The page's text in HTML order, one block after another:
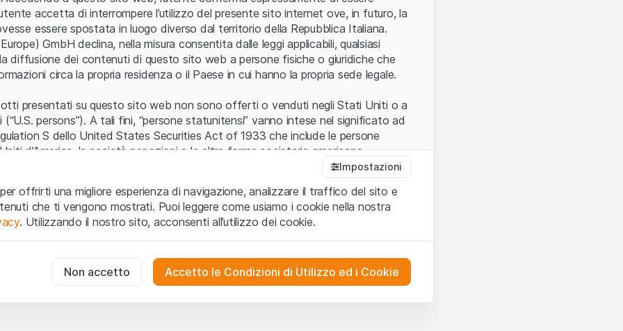
Errore del server.
accetta di interrompere l’utilizzo del presente sito internet ove, in futuro, la
essere spostata in luogo diverso dal territorio della Repubblica Italiana.
GmbH declina, nella misura consentita dalle leggi applicabili, qualsiasi
diffusione dei contenuti di questo sito web a persone fisiche o giuridiche che
circa la propria residenza o il Paese in cui hanno la propria sede legale.
presentati su questo sito web non sono offerti o venduti negli Stati Uniti o a
persons”). A tali fini, “persone statunitensi” vanno intese nel significato ad
S dello United States Securities Act of 1933 che include le persone
d’America, le società per azioni e le altre forme societarie americane.
web (di seguito, il “Sito”) si dichiara di aver compreso e di accettare le
avvertenze importanti e le condizioni di utilizzo ivi rese disponibili. Nel caso in
utilizzonon siano accettate, l’utente è tenuto ad interrompere l’utilizzo del
o invito ad acquistare
i dati, i servizi, gli strumenti, i documenti (i “Contenuti del Sito”) contenuti o
web hanno esclusivamente finalità informative e non rappresentano né
Impostazioni
offrirti una migliore esperienza di navigazione, analizzare il traffico del sito e
che ti vengono mostrati. Puoi leggere come usiamo i cookie nella nostra
. Utilizzando il nostro sito, acconsenti all’utilizzo dei cookie.
per il funzionamento del sito web e non possono essere disattivati.
Non accetto Accetto le Condizioni di Utilizzo ed i Cookie